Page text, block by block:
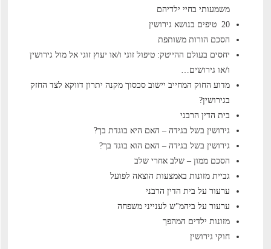
משמעותי בחיי ילדיהם
20 טיפים בנושא גירושין
הסכם הורות משותפת
יחסים בעולם ההייטק: טיפול זוגי ו/או יעוץ זוגי אל מול גירושין
ו/או גירושים…
מדוע החוק המחייב יישוב סכסוך מקנה יתרון דווקא לצד החזק
בגירושין?
בית הדין הרבני
גירושין בשל בגידה – האם היא בוגדת בך?
גירושין בשל בגידה – האם הוא בוגד בך?
הסכם ממון – שלב אחרי שלב
גביית מזונות באמצעות הוצאה לפועל
ערעור על בית הדין הרבני
ערעור על ביהמ"ש לענייני משפחה
מזונות ילדים המהפך
חוקי גירושין